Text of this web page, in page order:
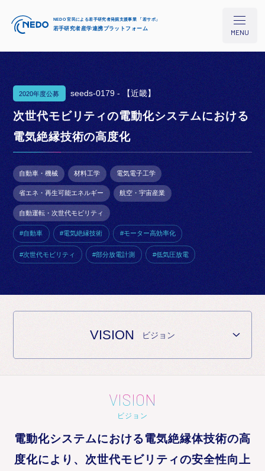
NEDO 官民による若手研究者発掘支援事業 「若サポ」
若手研究者産学連携プラットフォーム MENU
本プロジェクトについて
研究シーズ検索
イベント/セミナー
コラム
お知らせ
2020年度公募 seeds-0179 -【近畿】
次世代モビリティの電動化システムにおける
電気絶縁技術の高度化
自動車・機械 材料工学 電気電子工学
省エネ・再生可能エネルギー 航空・宇宙産業
自動運転・次世代モビリティ
#自動車 #電気絶縁技術 #モーター高効率化
#次世代モビリティ #部分放電計測 #低気圧放電
VISION ビジョン
VISION
ビジョン
電動化システムにおける電気絶縁体技術の高
度化により、次世代モビリティの安全性向上